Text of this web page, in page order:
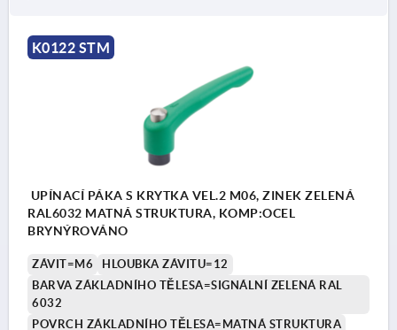
K0122 STM
UPÍNACÍ PÁKA S KRYTKA VEL.2 M06, ZINEK ZELENÁ
RAL6032 MATNÁ STRUKTURA, KOMP:OCEL
BRYNÝROVÁNO
ZÁVIT=M6
HLOUBKA ZÁVITU=12
BARVA ZÁKLADNÍHO TĚLESA=SIGNÁLNÍ ZELENÁ RAL
6032
POVRCH ZÁKLADNÍHO TĚLESA=MATNÁ STRUKTURA